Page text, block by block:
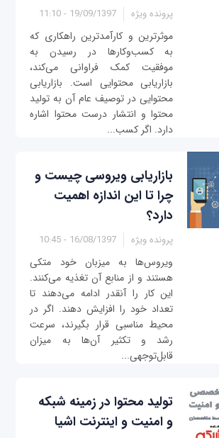
پرونده ویژه 19/09/1397 - 11:10
موثرترین و کارآمدترین راهکاری که
به کسب‌وکارها در رسیدن به
موفقیت‌ کمک فراوانی می‌کند،
بازاریابی محتوایی است. بازاریابی
محتوایی در توصیف عام آن به تولید
محتوا و انتشار درست محتوا اشاره
دارد. اگر کسب‌...
بازاریابی ویروسی چیست و
چرا تا این اندازه اهمیت
دارد؟
پرونده ویژه 16/08/1397 - 10:45
ویروس‌ها به میزبان خود متکی
هستند و از منابع آن تغذیه می‌‌کنند.
این کار را آنقدر ادامه می‌‌دهند تا
تعداد خود را افزایش دهند. اگر در
محیط مناسبی قرار بگیرند، سرعت
رشد و تکثیر آن‌ها به میزان
قابل‌توجهی...
تولید محتوا در زمینه شبکه
و امنیت و اینترنت اشیا